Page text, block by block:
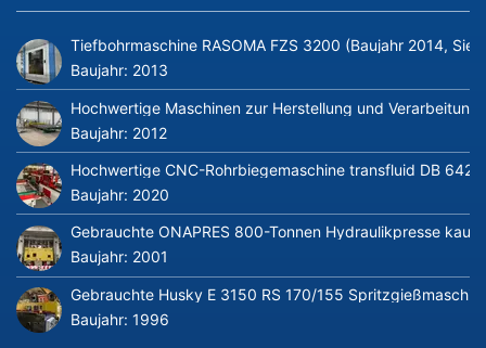
Tiefbohrmaschine RASOMA FZS 3200 (Baujahr 2014,
Baujahr: 2013
Hochwertige Maschinen zur Herstellung und
Baujahr: 2012
Hochwertige CNC-Rohrbiegemaschine transfluid DB
Baujahr: 2020
Gebrauchte ONAPRES 800-Tonnen Hydraulikpresse
Baujahr: 2001
Gebrauchte Husky E 3150 RS 170/155
Baujahr: 1996